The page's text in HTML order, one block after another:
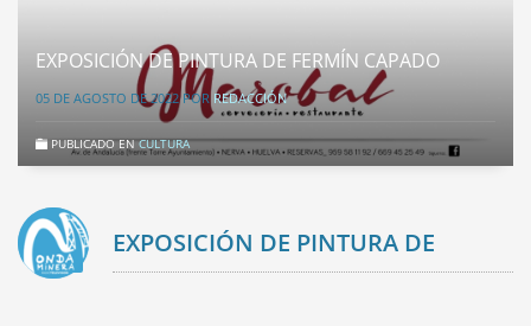
EXPOSICIÓN DE PINTURA DE FERMÍN CAPADO
05 DE AGOSTO DE 2022POR REDACCIÓN
PUBLICADO ENCULTURA
EXPOSICIÓN DE PINTURA DE